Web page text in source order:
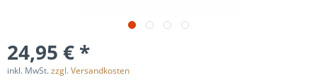
24,95 € *
inkl. MwSt.zzgl. Versandkosten